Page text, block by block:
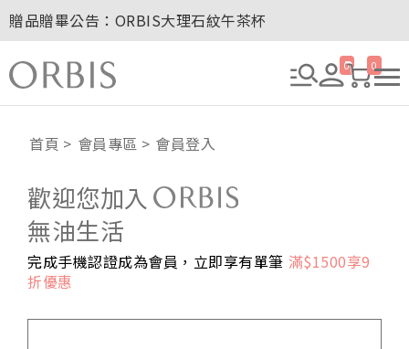
贈品贈畢公告：ORBIS大理石紋午茶杯
贈品贈畢公告：ORBIS針織手提袋
玉山卡友獨享優惠！2026年刷卡滿額送百元購物金！
2027年清新會員募集開跑！
8/1~8/8．紅利點數8倍送！
贈品贈畢公告：ORBIS大理石紋午茶杯
0 0
首頁 會員專區 會員登入
歡迎您加入
無油生活
完成手機認證成為會員，立即享有單筆 滿$1500享9
折優惠